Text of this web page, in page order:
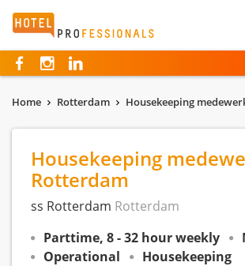
Hotelprofessionals
Home Rotterdam Housekeeping
Housekeeping
Rotterdam
ss Rotterdam Rotterdam
Parttime, 8 - 32 hour weekly
Operational
Housekeeping